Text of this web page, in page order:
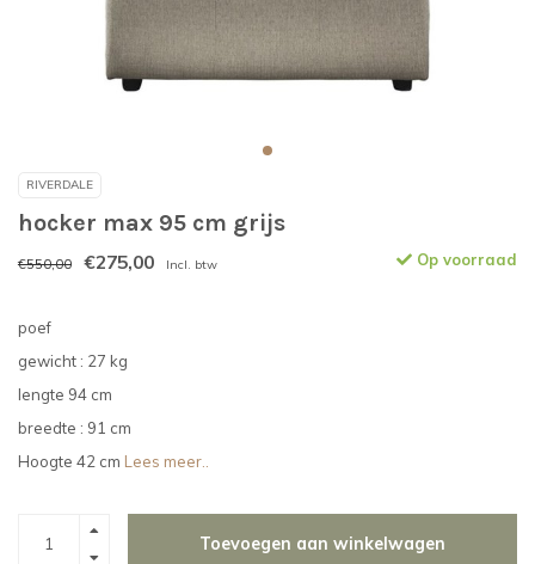
RIVERDALE
hocker max 95 cm grijs
€550,00 €275,00 Incl. btw Op voorraad
poef
gewicht : 27 kg
lengte 94 cm
breedte : 91 cm
Hoogte 42 cm Lees meer..
Toevoegen aan winkelwagen